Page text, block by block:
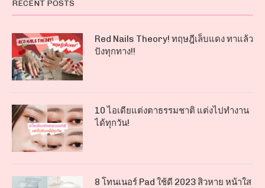
RECENT POSTS
Red Nails Theory! ทฤษฎีเล็บแดง ทาแล้ว
ปังทุกทาง!!
10 ไอเดียแต่งตาธรรมชาติ แต่งไปทำงาน
ได้ทุกวัน!
8 โทนเนอร์ Pad ใช้ดี 2023 สิวหาย หน้าใส